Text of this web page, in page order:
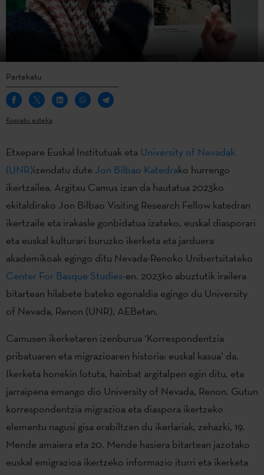
Partekatu
Kopiatu esteka
Etxepare Euskal Institutuak eta University of Nevadak
(UNR)izendatu dute Jon Bilbao Katedrako hurrengo
ikertzailea. Argitxu Camus izan da hautatua 2023ko
ekitaldirako Jon Bilbao Visiting Research Fellow katedran
ikertzaile eta irakasle gonbidatua izateko, euskal diasporari
eta euskal kulturari buruzko ikerketa eta jarduera
akademikoak egingo ditu Nevada-Renoko Unibertsitateko
Center For Basque Studies-en. 2023ko abuztutik irailera
bitartean hilabete bateko egonaldia egingo du University
of Nevada, Renon (UNR), AEBetan.
Camusen ikerketaren izenburua ‘Korrespondentzia
pribatuaren eta migrazioaren historia: euskal kasua’ da.
Ikerketa honekin lotuta, hainbat argitalpen egin ditu, eta
jarraipena emango dio University of Nevada, Renon. Gutun
korrespondentzia migrazioa eta diaspora ikertzeko
elementu nagusi gisa erabiltzen du ikerlariak, zehazki, 19.
Mende amaiera eta 20. Mende hasiera bitartean jazotako
euskal emigrazioa ikertzeko informazio iturri eta ikerketa